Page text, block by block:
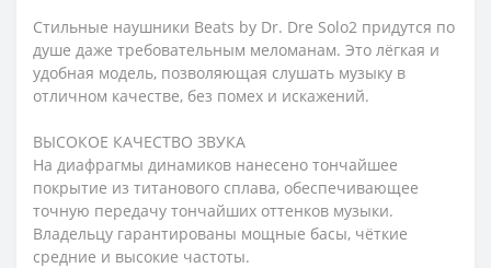
Стильные наушники Beats by Dr. Dre Solo2 придутся по
душе даже требовательным меломанам. Это лёгкая и
удобная модель, позволяющая слушать музыку в
отличном качестве, без помех и искажений.
ВЫСОКОЕ КАЧЕСТВО ЗВУКА
На диафрагмы динамиков нанесено тончайшее
покрытие из титанового сплава, обеспечивающее
точную передачу тончайших оттенков музыки.
Владельцу гарантированы мощные басы, чёткие
средние и высокие частоты.